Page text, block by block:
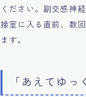
ください。副交感神
接室に入る直前、数
ます。
「あえてゆっ